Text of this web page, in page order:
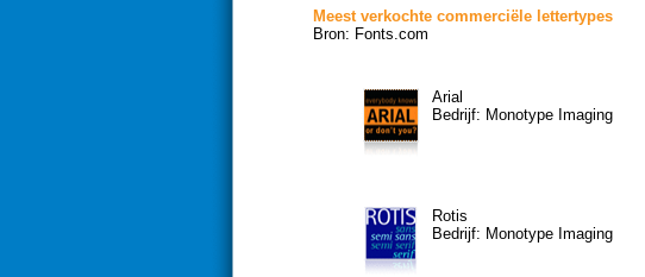
Meest verkochte commerciële lettertypes
Bron: Fonts.com
Arial
Bedrijf: Monotype Imaging
Rotis
Bedrijf: Monotype Imaging